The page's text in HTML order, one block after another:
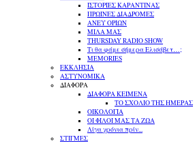
ΙΣΤΟΡΙΕΣ ΚΑΡΑΝΤΙΝΑΣ
ΠΡΩΙΝΕΣ ΔΙΑΔΡΟΜΕΣ
ΑΝΕΥ ΟΡΙΩΝ
ΜΙΛΑ ΜΑΣ
THURSDAY RADIO SHOW
Τι θα φάμε σήμερα Ελισάβετ…;
MEMORIES
ΕΚΚΛΗΣΙΑ
ΑΣΤΥΝΟΜΙΚΑ
ΔΙΑΦΟΡΑ
ΔΙΑΦΟΡΑ ΚΕΙΜΕΝΑ
ΤΟ ΣΧΟΛΙΟ ΤΗΣ ΗΜΕΡΑΣ
ΟΙΚΟΛΟΓΙΑ
ΟΙ ΦΙΛΟΙ ΜΑΣ ΤΑ ΖΩΑ
Λίγα χρόνια πρίν...
ΣΤΙΓΜΕΣ